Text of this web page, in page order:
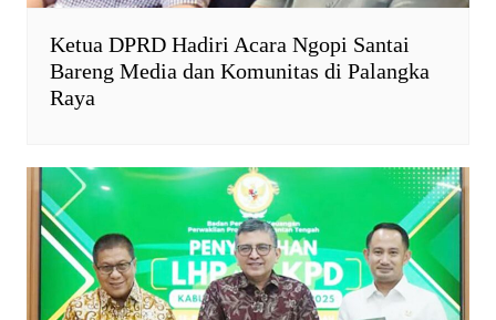
Ketua DPRD Hadiri Acara Ngopi Santai
Bareng Media dan Komunitas di Palangka
Raya